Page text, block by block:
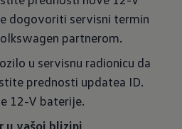
dogovoriti servisni termin
partnerom.
u servisnu radionicu da
prednosti updatea ID.
12-V baterije.
u vašoj blizini